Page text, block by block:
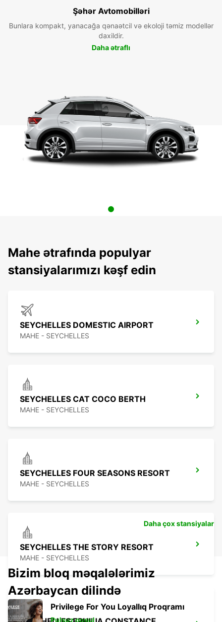
Şəhər Avtomobilləri
Bunlara kompakt, yanacağa qənaətcil və ekoloji təmiz modellər
daxildir.
Daha ətraflı
Mahe ətrafında populyar
stansiyalarımızı kəşf edin
SEYCHELLES DOMESTIC AIRPORT
MAHE - SEYCHELLES
SEYCHELLES CAT COCO BERTH
MAHE - SEYCHELLES
SEYCHELLES FOUR SEASONS RESORT
MAHE - SEYCHELLES
SEYCHELLES THE STORY RESORT
MAHE - SEYCHELLES
Daha çox stansiyalar
Bizim bloq məqalələrimiz
Azərbaycan dilində
Privilege For You Loyallıq Proqramı
Pulsuz qoşul